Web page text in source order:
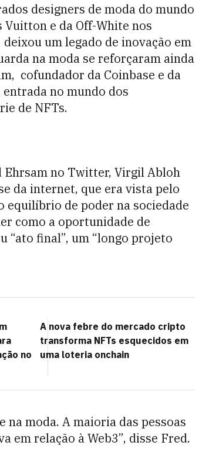
designers de moda do mundo
e da Off-White nos
um legado de inovação em
na moda se reforçaram ainda
cofundador da Coinbase e da
no mundo dos
de NFTs.
Ehrsam no Twitter, Virgil Abloh
da internet, que era vista pelo
equilíbrio de poder na sociedade
como a oportunidade de
“ato final”, um “longo projeto
no
A nova febre do mercado cripto
transforma NFTs esquecidos em
uma loteria onchain
moda. A maioria das pessoas
em relação à Web3”, disse Fred.